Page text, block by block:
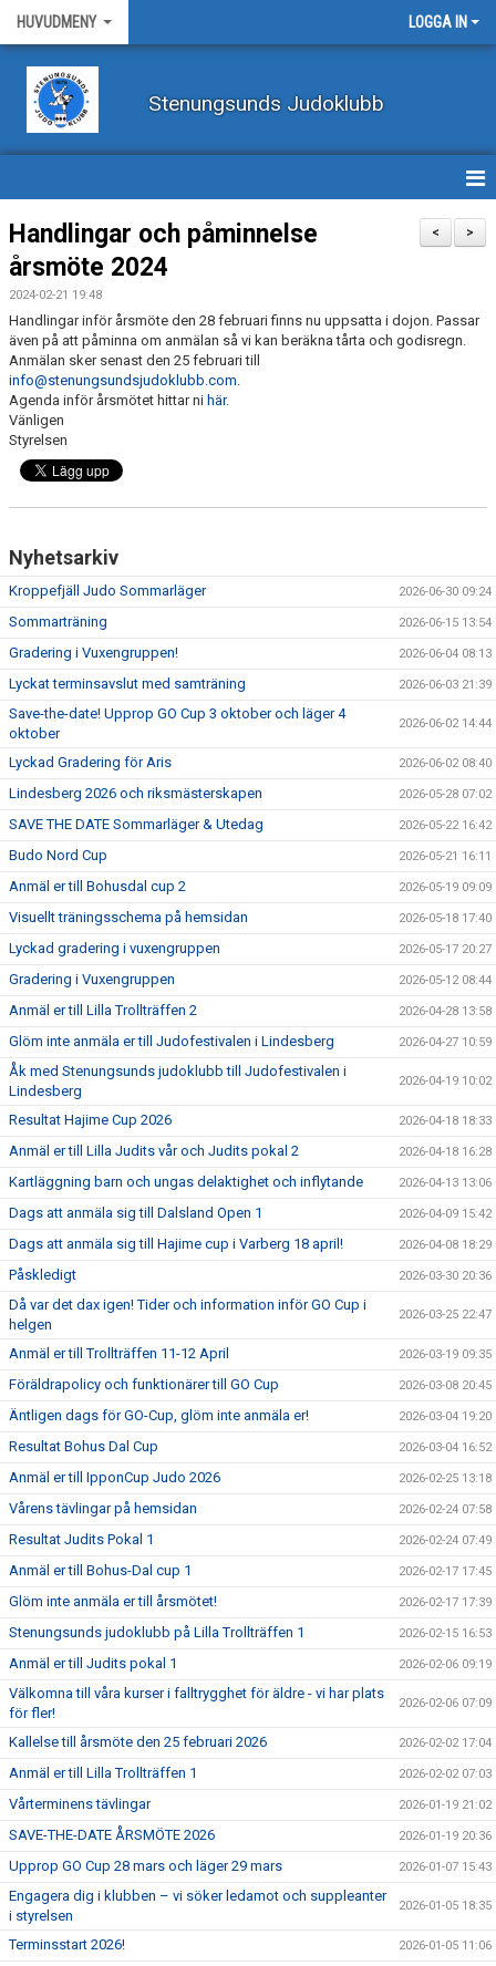
HUVUDMENY LOGGA IN
Stenungsunds Judoklubb
HEM
FÖRBUNDSNYHETER
BILDER
BÖRJA TRÄNA JUDO
BLI MEDLEM
VECKOSCHEMA
>
<
Handlingar och påminnelse
årsmöte 2024
2024-02-21 19:48
Handlingar inför årsmöte den 28 februari finns nu uppsatta i dojon. Passar
även på att påminna om anmälan så vi kan beräkna tårta och godisregn.
Anmälan sker senast den 25 februari till
info@stenungsundsjudoklubb.com.
Agenda inför årsmötet hittar ni här.
Vänligen
Styrelsen
Nyhetsarkiv
Kroppefjäll Judo Sommarläger 2026-06-30 09:24
Sommarträning 2026-06-15 13:54
Gradering i Vuxengruppen! 2026-06-04 08:13
Lyckat terminsavslut med samträning 2026-06-03 21:39
Save-the-date! Upprop GO Cup 3 oktober och läger 4
oktober
2026-06-02 14:44
Lyckad Gradering för Aris 2026-06-02 08:40
Lindesberg 2026 och riksmästerskapen 2026-05-28 07:02
SAVE THE DATE Sommarläger & Utedag 2026-05-22 16:42
Budo Nord Cup 2026-05-21 16:11
Anmäl er till Bohusdal cup 2 2026-05-19 09:09
Visuellt träningsschema på hemsidan 2026-05-18 17:40
Lyckad gradering i vuxengruppen 2026-05-17 20:27
Gradering i Vuxengruppen 2026-05-12 08:44
Anmäl er till Lilla Trollträffen 2 2026-04-28 13:58
Glöm inte anmäla er till Judofestivalen i Lindesberg 2026-04-27 10:59
Åk med Stenungsunds judoklubb till Judofestivalen i
Lindesberg
2026-04-19 10:02
Resultat Hajime Cup 2026 2026-04-18 18:33
Anmäl er till Lilla Judits vår och Judits pokal 2 2026-04-18 16:28
Kartläggning barn och ungas delaktighet och inflytande 2026-04-13 13:06
Dags att anmäla sig till Dalsland Open 1 2026-04-09 15:42
Dags att anmäla sig till Hajime cup i Varberg 18 april! 2026-04-08 18:29
Påskledigt 2026-03-30 20:36
Då var det dax igen! Tider och information inför GO Cup i
helgen
2026-03-25 22:47
Anmäl er till Trollträffen 11-12 April 2026-03-19 09:35
Föräldrapolicy och funktionärer till GO Cup 2026-03-08 20:45
Äntligen dags för GO-Cup, glöm inte anmäla er! 2026-03-04 19:20
Resultat Bohus Dal Cup 2026-03-04 16:52
Anmäl er till IpponCup Judo 2026 2026-02-25 13:18
Vårens tävlingar på hemsidan 2026-02-24 07:58
Resultat Judits Pokal 1 2026-02-24 07:49
Anmäl er till Bohus-Dal cup 1 2026-02-17 17:45
Glöm inte anmäla er till årsmötet! 2026-02-17 17:39
Stenungsunds judoklubb på Lilla Trollträffen 1 2026-02-15 16:53
Anmäl er till Judits pokal 1 2026-02-06 09:19
Välkomna till våra kurser i falltrygghet för äldre - vi har plats
för fler!
2026-02-06 07:09
Kallelse till årsmöte den 25 februari 2026 2026-02-02 17:04
Anmäl er till Lilla Trollträffen 1 2026-02-02 07:03
Vårterminens tävlingar 2026-01-19 21:02
SAVE-THE-DATE ÅRSMÖTE 2026 2026-01-19 20:36
Upprop GO Cup 28 mars och läger 29 mars 2026-01-07 15:43
Engagera dig i klubben – vi söker ledamot och suppleanter
i styrelsen
2026-01-05 18:35
Terminsstart 2026! 2026-01-05 11:06